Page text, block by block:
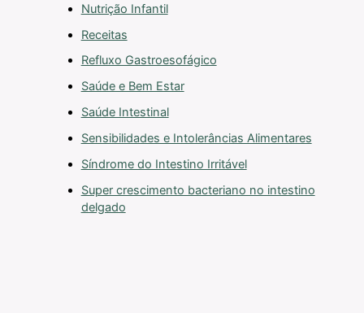
Nutrição Infantil
Receitas
Refluxo Gastroesofágico
Saúde e Bem Estar
Saúde Intestinal
Sensibilidades e Intolerâncias Alimentares
Síndrome do Intestino Irritável
Super crescimento bacteriano no intestino
delgado